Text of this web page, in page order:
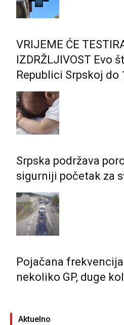
VRIJEME ĆE
IZDRŽLJIVOST Evo
Republici Srpskoj do
Srpska podržava
sigurniji početak za
Pojačana
nekoliko GP, duge
Aktuelno